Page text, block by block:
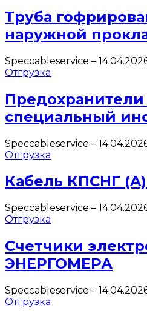
Труба
наружной
Speccableservice –
Отгрузка
специальный
Speccableservice –
Отгрузка
Кабель КПСНГ (A)
Speccableservice –
Отгрузка
Счетчики
ЭНЕРГОМЕРА
Speccableservice –
Отгрузка